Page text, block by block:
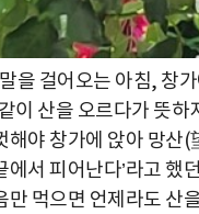
걸어오는 아침, 창
이 산을 오르다가 뜻
해야 창가에 앉아 망
에서 피어난다’라고
먹으면 언제라도 산